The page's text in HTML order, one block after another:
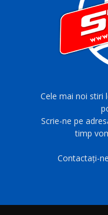
Cele mai noi stiri
Scrie-ne pe
timp
Contactați-